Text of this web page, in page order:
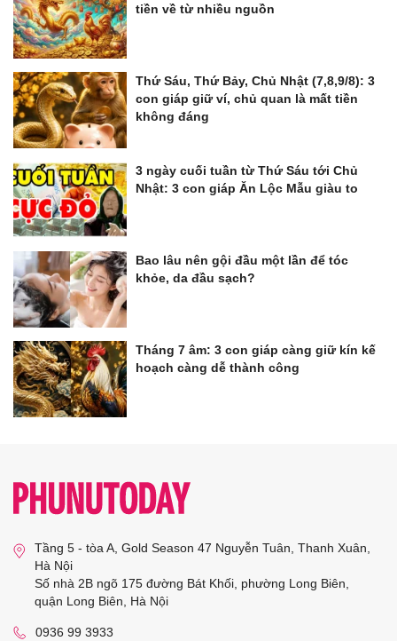
tiền về từ nhiều nguồn
Thứ Sáu, Thứ Bảy, Chủ Nhật (7,8,9/8): 3
con giáp giữ ví, chủ quan là mất tiền
không đáng
3 ngày cuối tuần từ Thứ Sáu tới Chủ
Nhật: 3 con giáp Ăn Lộc Mẫu giàu to
Bao lâu nên gội đầu một lần để tóc
khỏe, da đầu sạch?
Tháng 7 âm: 3 con giáp càng giữ kín kế
hoạch càng dễ thành công
Tầng 5 - tòa A, Gold Season 47 Nguyễn Tuân, Thanh Xuân,
Hà Nội
Số nhà 2B ngõ 175 đường Bát Khối, phường Long Biên,
quận Long Biên, Hà Nội
0936 99 3933